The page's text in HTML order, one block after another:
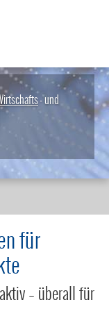
- und
für
– überall für